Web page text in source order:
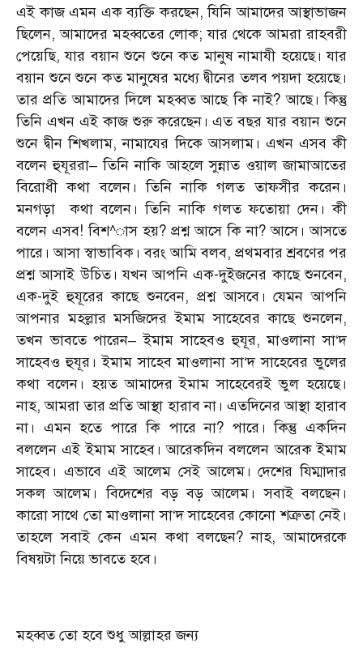
এই কাজ এমন এক ব্যক্তি করছেন, যিনি আমাদের আস্থাভাজন
ছিলেন, আমাদের মহব্বতের লোক; যার থেকে আমরা রাহবরী
পেয়েছি, যার বয়ান শুনে শুনে কত মানুষ নামাযী হয়েছে। যার
বয়ান শুনে শুনে কত মানুষের মধ্যে দ্বীনের তলব পয়দা হয়েছে।
তার প্রতি আমাদের দিলে মহব্বত আছে কি নাই? আছে। কিন্তু
তিনি এখন এই কাজ শুরু করেছেন। এত বছর যার বয়ান শুনে
শুনে দ্বীন শিখলাম, নামাযের দিকে আসলাম। এখন এসব কী
বলেন হুযূররা– তিনি নাকি আহলে সুন্নাত ওয়াল জামাআতের
বিরোধী কথা বলেন। তিনি নাকি গলত তাফসীর করেন।
মনগড়া কথা বলেন। তিনি নাকি গলত ফতোয়া দেন। কী
বলেন এসব! বিশ^াস হয়? প্রশ্ন আসে কি না? আসে। আসতে
পারে। আসা স্বাভাবিক। বরং আমি বলব, প্রথমবার শ্রবণের পর
প্রশ্ন আসাই উচিত। যখন আপনি এক-দুইজনের কাছে শুনবেন,
এক-দুই হুযূরের কাছে শুনবেন, প্রশ্ন আসবে। যেমন আপনি
আপনার মহল্লার মসজিদের ইমাম সাহেবের কাছে শুনলেন,
তখন ভাবতে পারেন– ইমাম সাহেবও হুযূর, মাওলানা সা‘দ
সাহেবও হুযূর। ইমাম সাহেব মাওলানা সা‘দ সাহেবের ভুলের
কথা বলেন। হয়ত আমাদের ইমাম সাহেবেরই ভুল হয়েছে।
নাহ, আমরা তার প্রতি আস্থা হারাব না। এতদিনের আস্থা হারাব
না। এমন হতে পারে কি পারে না? পারে। কিন্তু একদিন
বললেন এই ইমাম সাহেব। আরেকদিন বললেন আরেক ইমাম
সাহেব। এভাবে এই আলেম সেই আলেম। দেশের যিম্মাদার
সকল আলেম। বিদেশের বড় বড় আলেম। সবাই বলছেন।
কারো সাথে তো মাওলানা সা‘দ সাহেবের কোনো শত্রুতা নেই।
তাহলে সবাই কেন এমন কথা বলছেন? নাহ, আমাদেরকে
বিষয়টা নিয়ে ভাবতে হবে।
মহব্বত তো হবে শুধু আল্লাহর জন্য